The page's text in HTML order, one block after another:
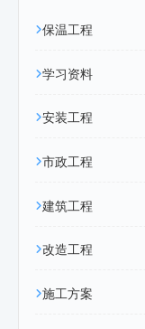
保温工程
学习资料
安装工程
市政工程
建筑工程
改造工程
施工方案